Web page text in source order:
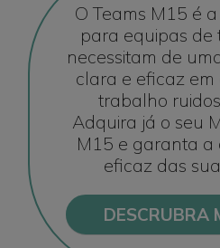
O Teams M15 é
para equipas
necessitam de
clara e eficaz em
trabalho
Adquira já o seu
M15 e garanta a
eficaz das
DESCRUBRA